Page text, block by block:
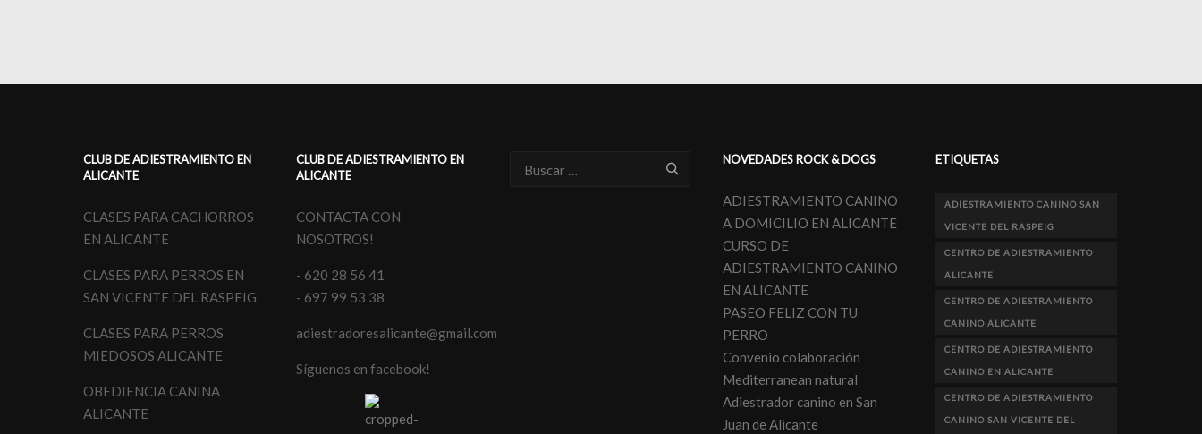
CLUB DE ADIESTRAMIENTO EN
ALICANTE
CLASES PARA CACHORROS
EN ALICANTE
CLASES PARA PERROS EN
SAN VICENTE DEL RASPEIG
CLASES PARA PERROS
MIEDOSOS ALICANTE
OBEDIENCIA CANINA
ALICANTE
CLUB DE ADIESTRAMIENTO EN
ALICANTE
CONTACTA CON
NOSOTROS!
- 620 28 56 41
- 697 99 53 38
adiestradoresalicante@gmail.com
Síguenos en facebook!
NOVEDADES ROCK & DOGS
ADIESTRAMIENTO CANINO
A DOMICILIO EN ALICANTE
CURSO DE
ADIESTRAMIENTO CANINO
EN ALICANTE
PASEO FELIZ CON TU
PERRO
Convenio colaboración
Mediterranean natural
Adiestrador canino en San
Juan de Alicante
ETIQUETAS
ADIESTRAMIENTO CANINO SAN
VICENTE DEL RASPEIG
CENTRO DE ADIESTRAMIENTO
ALICANTE
CENTRO DE ADIESTRAMIENTO
CANINO ALICANTE
CENTRO DE ADIESTRAMIENTO
CANINO EN ALICANTE
CENTRO DE ADIESTRAMIENTO
CANINO SAN VICENTE DEL